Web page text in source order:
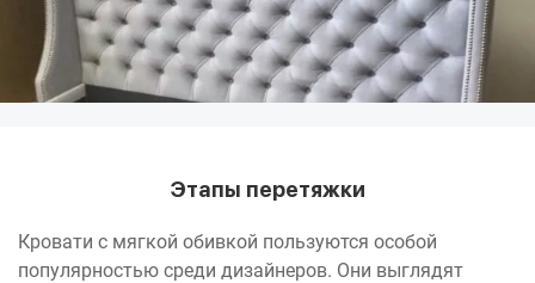
Этапы перетяжки
Кровати с мягкой обивкой пользуются особой
популярностью среди дизайнеров. Они выглядят